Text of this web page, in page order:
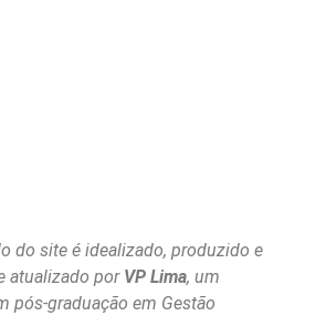
do site é idealizado, produzido e
atualizado por VP Lima, um
pós-graduação em Gestão